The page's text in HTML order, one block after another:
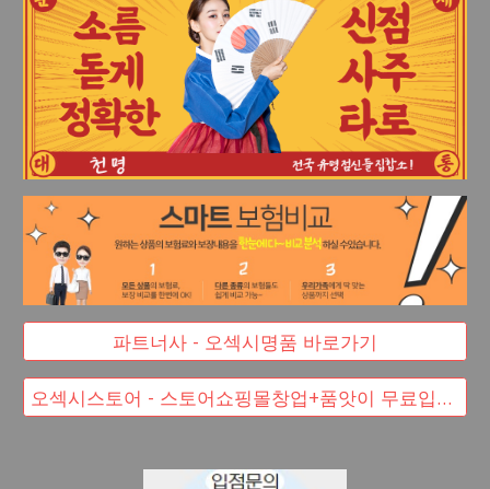
파트너사 - 오섹시명품 바로가기
오섹시스토어 - 스토어쇼핑몰창업+품앗이 무료입점 대박